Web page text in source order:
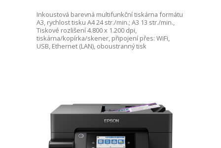
Inkoustová barevná multifunkční tiskárna formátu
A3, rychlost tisku A4 24 str./min.; A3 13 str./min.,
Tiskové rozlišení 4.800 x 1.200 dpi,
tiskárna/kopírka/skener, připojení přes: WiFi,
USB, Ethernet (LAN), oboustranný tisk